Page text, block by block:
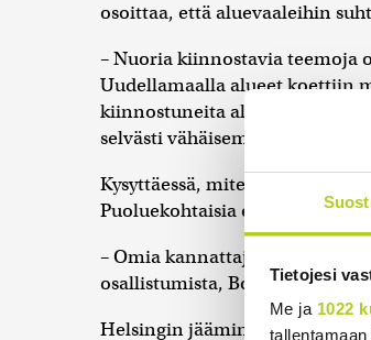
Tietojesi
Me ja 1022
osoittaa, että aluevaaleihin
– Nuoria kiinnostavia teemoja
Uudellamaalla alueet koettiin
kiinnostuneita aluevaaleista
selvästi vähäisempää.
Kysyttäessä, miten kansalaiset
Puoluekohtaisia eroja
– Omia kannattajiaan liikkeelle
osallistumista, Borg sanoo.
Helsingin jääminen vaalien